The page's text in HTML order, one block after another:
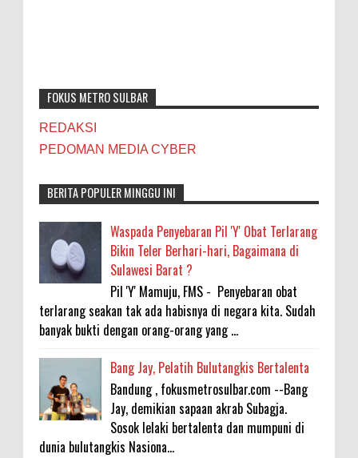
FOKUS METRO SULBAR
REDAKSI
PEDOMAN MEDIA CYBER
BERITA POPULER MINGGU INI
Waspada Penyebaran Pil 'Y' Obat Terlarang
Bikin Teler Berhari-hari, Bagaimana di
Sulawesi Barat ?
Pil 'Y' Mamuju, FMS - Penyebaran obat
terlarang seakan tak ada habisnya di negara kita. Sudah
banyak bukti dengan orang-orang yang ...
Bang Jay, Pelatih Bulutangkis Bertalenta
Bandung , fokusmetrosulbar.com --Bang
Jay, demikian sapaan akrab Subagja.
Sosok lelaki bertalenta dan mumpuni di
dunia bulutangkis Nasiona...